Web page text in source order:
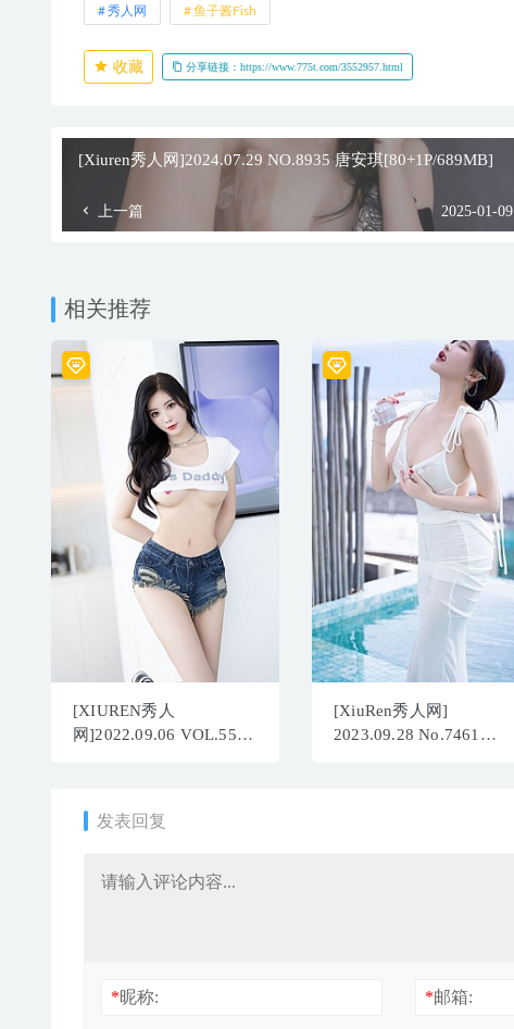
秀人网 鱼子酱Fish
收藏 分享链接：https://www.775t.com/3552957.html
[Xiuren秀人网]2024.07.29 NO.8935 唐安琪[80+1P/689MB]
上一篇 2025-01-09
相关推荐
[XIUREN秀人
网]2022.09.06 VOL.5551
[XiuRen秀人网]
2023.09.28 No.7461
发表回复
*昵称: *邮箱: